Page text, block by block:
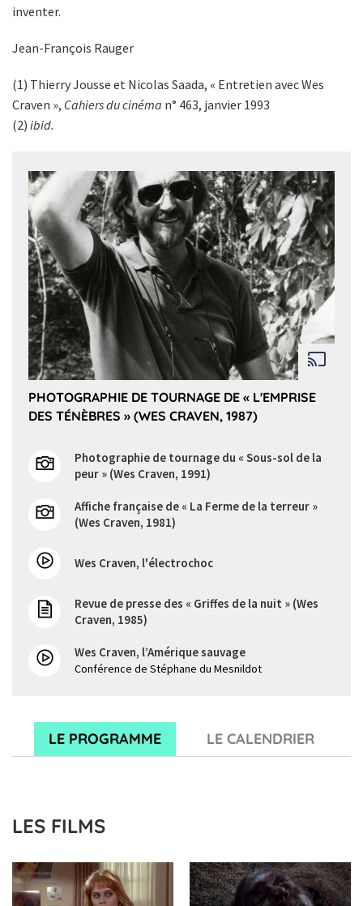
inventer.
Jean-François Rauger
(1) Thierry Jousse et Nicolas Saada, « Entretien avec Wes
Craven », Cahiers du cinéma n° 463, janvier 1993
(2) ibid.
PHOTOGRAPHIE DE TOURNAGE DE « L'EMPRISE
DES TÉNÈBRES » (WES CRAVEN, 1987)
Photographie de tournage du « Sous-sol de la
peur » (Wes Craven, 1991)
Affiche française de « La Ferme de la terreur »
(Wes Craven, 1981)
Wes Craven, l'électrochoc
Revue de presse des « Griffes de la nuit » (Wes
Craven, 1985)
Wes Craven, l’Amérique sauvage
Conférence de Stéphane du Mesnildot
LE PROGRAMME LE CALENDRIER
LES FILMS